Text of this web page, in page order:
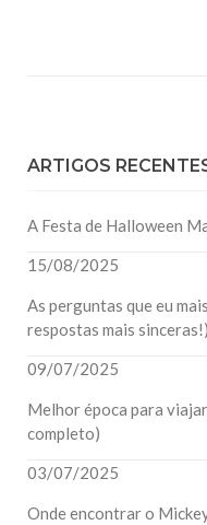
ARTIGOS
A Festa de Halloween
15/08/2025
As perguntas que eu
respostas mais sinceras!)
09/07/2025
Melhor época para
completo)
03/07/2025
Onde encontrar o